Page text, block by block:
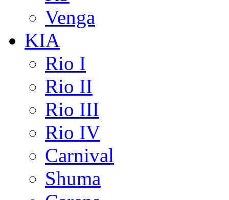
Venga
KIA
Rio I
Rio II
Rio III
Rio IV
Carnival
Shuma